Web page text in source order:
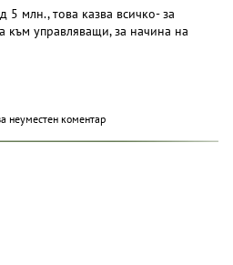
5 млн., това казва всичко- за
към управляващи, за начина на
неуместен коментар